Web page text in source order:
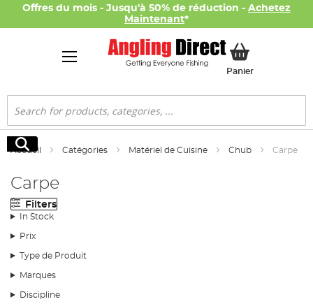
Offres du mois - Jusqu'à 50% de réduction - Achetez
Maintenant*
PanierMon panier
Rechercher
Rechercher
Accueil Catégories Matériel de Cuisine Chub Carpe
Carpe
Filters
In Stock
Prix
Type de Produit
Marques
Discipline